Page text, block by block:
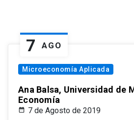
7 AGO
Microeconomía Aplicada
Ana Balsa, Universidad de
Economía
7 de Agosto de 2019